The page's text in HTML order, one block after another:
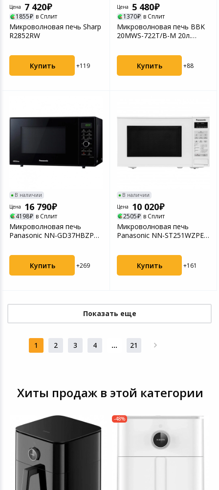
Цена 7 420
1855 в Сплит
Микроволновая печь Sharp
R2852RW
Купить +119
Цена 5 480
1370 в Сплит
Микроволновая печь BBK
20MWS-722T/B-M 20л.
Купить +88
В наличии
Цена
16 790
4198 в Сплит
Микроволновая печь
Panasonic NN-GD37HBZPE
Купить +269
В наличии
Цена
10 020
2505 в Сплит
Микроволновая печь
Panasonic NN-ST251WZPE
Купить +161
Показать еще
1 2 3 4 ... 21
Хиты продаж в этой категории
-48%